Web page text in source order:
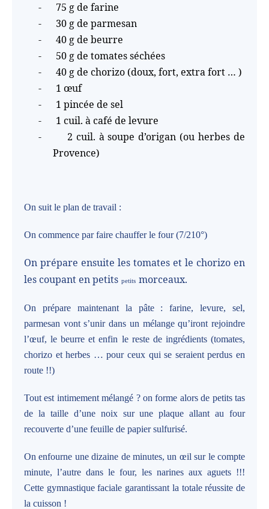
-
75 g de farine
-
30 g de parmesan
-
40 g de beurre
-
50 g de tomates séchées
-
40 g de chorizo (doux, fort, extra fort … )
-
1 œuf
-
1 pincée de sel
-
1 cuil. à café de levure
-
2 cuil. à soupe d’origan (ou herbes de
Provence)
On suit le plan de travail :
On commence par faire chauffer le four (7/210°)
On prépare ensuite les tomates et le chorizo en
les coupant en petits petits morceaux.
On prépare maintenant la pâte : farine, levure, sel,
parmesan vont s’unir dans un mélange qu’iront rejoindre
l’œuf, le beurre et enfin le reste de ingrédients (tomates,
chorizo et herbes … pour ceux qui se seraient perdus en
route !!)
Tout est intimement mélangé ? on forme alors de petits tas
de la taille d’une noix sur une plaque allant au four
recouverte d’une feuille de papier sulfurisé.
On enfourne une dizaine de minutes, un œil sur le compte
minute, l’autre dans le four, les narines aux aguets !!!
Cette gymnastique faciale garantissant la totale réussite de
la cuisson !